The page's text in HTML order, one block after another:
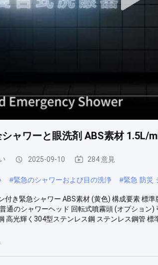
ャワーと眼洗剤 ABS素材 1.5L/
2025-09-10 284 意見
#緊急のシャワーおよび目の洗浄 #緊急 防災
付き緊急シャワー ABS素材 (黄色) 構成要素 標
通のシャワーヘッド 回転式噴霧頭 (オプション
高光輝く304型ステンレス鋼 ステンレス鋼管 標